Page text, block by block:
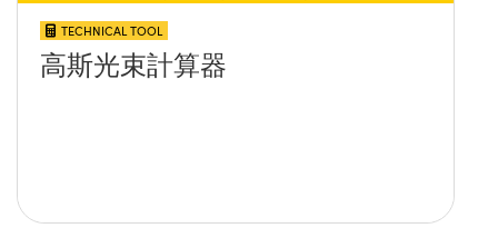
TECHNICAL TOOL
高斯光束計算器